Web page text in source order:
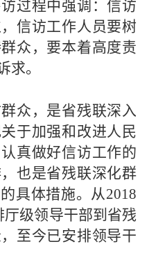
过程中强调：信访
信访工作人员要树
众，要本着高度责
求。
众，是省残联深入
于加强和改进人民
真做好信访工作的
也是省残联深化群
具体措施。从2018
级领导干部到省残
至今已安排领导干